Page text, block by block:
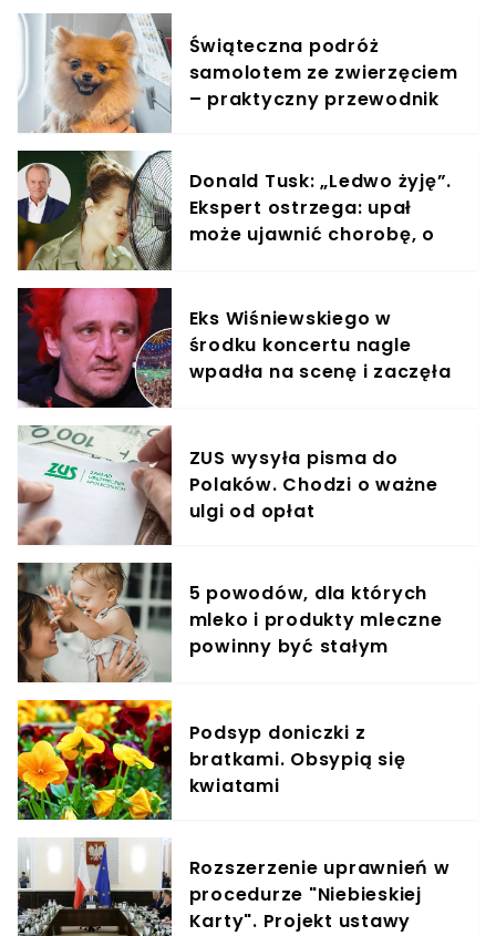
Świąteczna podróż
samolotem ze zwierzęciem
– praktyczny przewodnik
Donald Tusk: „Ledwo żyję”.
Ekspert ostrzega: upał
może ujawnić chorobę, o
Eks Wiśniewskiego w
środku koncertu nagle
wpadła na scenę i zaczęła
ZUS wysyła pisma do
Polaków. Chodzi o ważne
ulgi od opłat
5 powodów, dla których
mleko i produkty mleczne
powinny być stałym
Podsyp doniczki z
bratkami. Obsypią się
kwiatami
Rozszerzenie uprawnień w
procedurze "Niebieskiej
Karty". Projekt ustawy